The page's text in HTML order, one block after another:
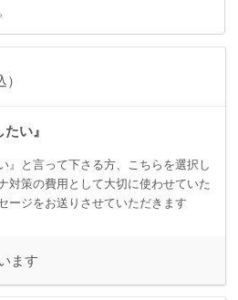
い』
』と言って下さる方、こちらを選択し
対策の費用として大切に使わせていた
ージをお送りさせていただきます
ます